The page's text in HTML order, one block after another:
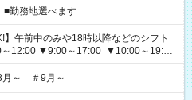
勤務地選べます
】午前中のみや18時以降などのシフト
12:00 ▼9:00～17:00 ▼10:00～19:00
月～ ＃9月～